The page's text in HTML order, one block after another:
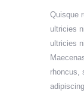
Quisque
ultricies
ultricies
rhoncus,